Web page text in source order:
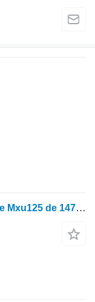
New Holland Eje de transmisión Case Mxu125 de 147 mm para T6070 Plus/Elite, 4713163 47131632 contraeje para tractor de ruedas